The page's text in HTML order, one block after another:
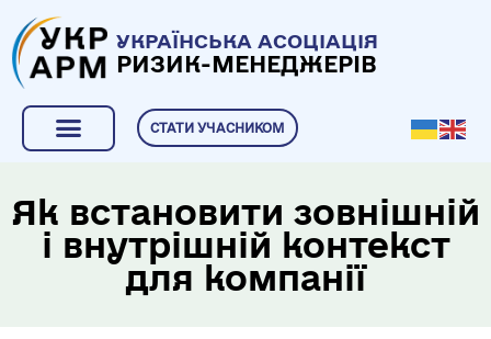
УКРАЇНСЬКА АСОЦІАЦІЯ
РИЗИК-МЕНЕДЖЕРІВ
СТАТИ УЧАСНИКОМ
Як встановити зовнішній
і внутрішній контекст
для компанії